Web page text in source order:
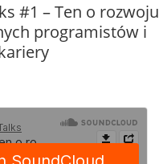
#1 – Ten o rozwoju
programistów i